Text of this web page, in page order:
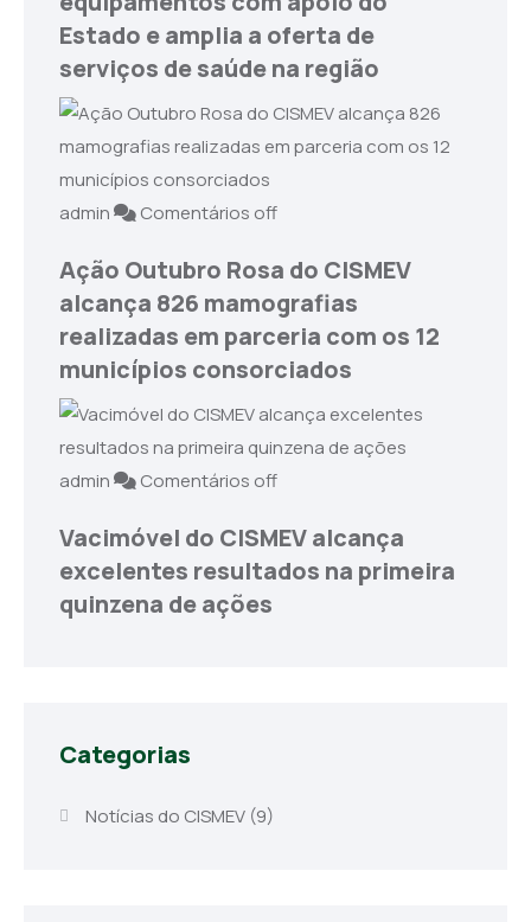
Estado e amplia a oferta de
serviços de saúde na região
admin Comentários off
Ação Outubro Rosa do CISMEV
alcança 826 mamografias
realizadas em parceria com os 12
municípios consorciados
admin Comentários off
Vacimóvel do CISMEV alcança
excelentes resultados na primeira
quinzena de ações
Categorias
Notícias do CISMEV(9)